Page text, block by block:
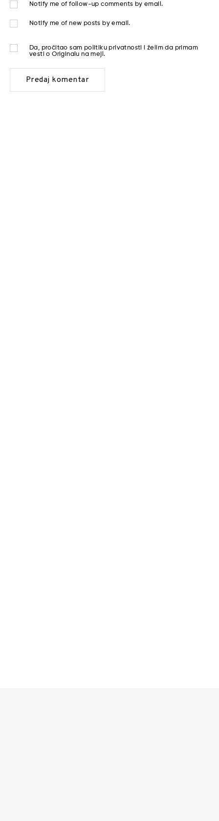
Notify me of follow-up comments by email.
Notify me of new posts by email.
Da, pročitao sam politiku privatnosti
i želim da primam
vesti o Originalu na mejl.